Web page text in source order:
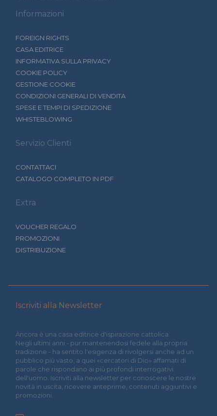
Informazioni
FOREIGN RIGHTS
CASA EDITRICE
INFORMATIVA SULLA PRIVACY
COOKIE POLICY
GESTIONE COOKIE
CONDIZIONI GENERALI DI VENDITA
SPESE E TEMPI DI SPEDIZIONE
WHISTEBLOWING
Servizio Clienti
CONTATTACI
CATALOGO COMPLETO IN PDF
Extra
VOUCHER REGALO
PROMOZIONI
DISTRIBUZIONE
Iscriviti alla Newsletter
Àncora è una casa editrice d'ispirazione cattolica.
Negli ultimi anni - pur mantenendosi fedele alla propria
tradizione - ha sentito l'esigenza di rivolgersi anche ad un
pubblico più vasto, a quei «cercatori di Dio» affamati di
parole che rispondano ai più profondi interrogativi
dell'uomo. Iscriviti alla newsletter per conoscere le nostre
novità in uscita, ricevere anteprime, contenuti aggiuntivi e
promozioni.